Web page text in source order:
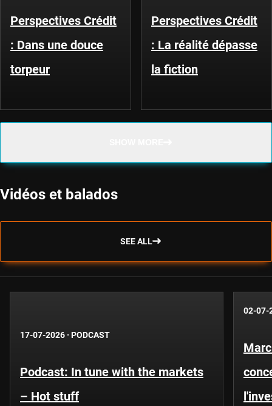
Perspectives Crédit
: Dans une douce
torpeur
Perspectives Crédit
: La réalité dépasse
la fiction
Vidéos et balados
SEE ALL
17-07-2026 · PODCAST
Podcast: In tune with the markets
– Hot stuff
02-07-